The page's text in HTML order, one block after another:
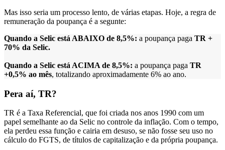
Mas isso seria um processo lento, de várias etapas. Hoje, a regra de
remuneração da poupança é a segunte:
Quando a Selic está ABAIXO de 8,5%: a poupança paga TR +
70% da Selic.
Quando a Selic está ACIMA de 8,5%: a poupança paga TR
+0,5% ao mês, totalizando aproximadamente 6% ao ano.
Pera aí, TR?
TR é a Taxa Referencial, que foi criada nos anos 1990 com um
papel semelhante ao da Selic no controle da inflação. Com o tempo,
ela perdeu essa função e cairia em desuso, se não fosse seu uso no
cálculo do FGTS, de títulos de capitalização e da própria poupança.